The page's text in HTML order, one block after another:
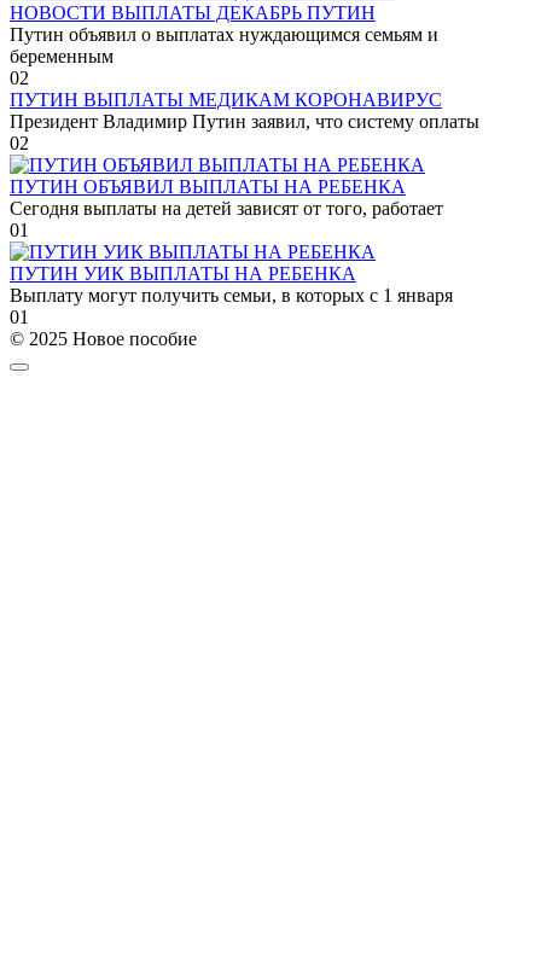
НОВОСТИ ВЫПЛАТЫ ДЕКАБРЬ ПУТИН
Путин объявил о выплатах нуждающимся семьям и
беременным
02
ПУТИН ВЫПЛАТЫ МЕДИКАМ КОРОНАВИРУС
Президент Владимир Путин заявил, что систему оплаты
02
ПУТИН ОБЪЯВИЛ ВЫПЛАТЫ НА РЕБЕНКА
Сегодня выплаты на детей зависят от того, работает
01
ПУТИН УИК ВЫПЛАТЫ НА РЕБЕНКА
Выплату могут получить семьи, в которых с 1 января
01
© 2025 Новое пособие